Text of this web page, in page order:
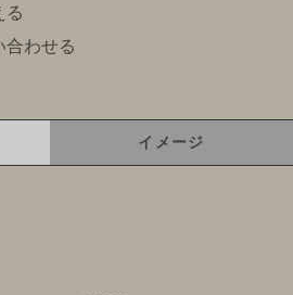
る
合わせる
イメージ